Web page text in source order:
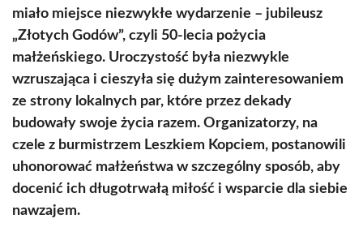
miało miejsce niezwykłe wydarzenie – jubileusz
„Złotych Godów”, czyli 50-lecia pożycia
małżeńskiego. Uroczystość była niezwykle
wzruszająca i cieszyła się dużym zainteresowaniem
ze strony lokalnych par, które przez dekady
budowały swoje życia razem. Organizatorzy, na
czele z burmistrzem Leszkiem Kopciem, postanowili
uhonorować małżeństwa w szczególny sposób, aby
docenić ich długotrwałą miłość i wsparcie dla siebie
nawzajem.